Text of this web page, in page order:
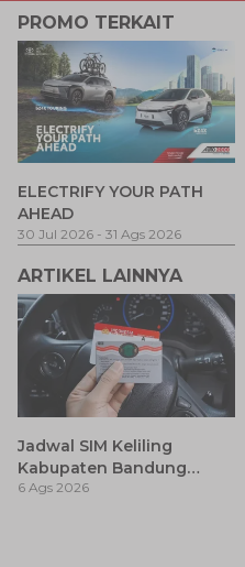
PROMO TERKAIT
ELECTRIFY YOUR PATH
AHEAD
30 Jul 2026 - 31 Ags 2026
ARTIKEL LAINNYA
Jadwal SIM Keliling
Kabupaten Bandung
Terbaru 2026 dan
6 Ags 2026